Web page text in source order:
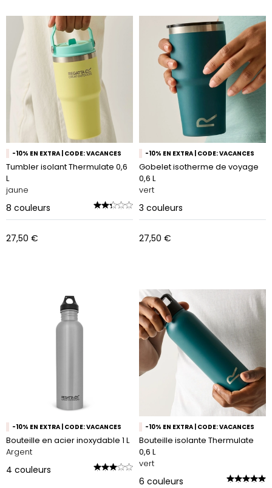
-10% EN EXTRA | CODE: VACANCES
Tumbler isolant Thermulate 0,6
L
jaune
8 couleurs
27,50 €
-10% EN EXTRA | CODE: VACANCES
Gobelet isotherme de voyage
0,6 L
vert
3 couleurs
27,50 €
-10% EN EXTRA | CODE: VACANCES
Bouteille en acier inoxydable 1 L
Argent
4 couleurs
-10% EN EXTRA | CODE: VACANCES
Bouteille isolante Thermulate
0,6 L
vert
6 couleurs